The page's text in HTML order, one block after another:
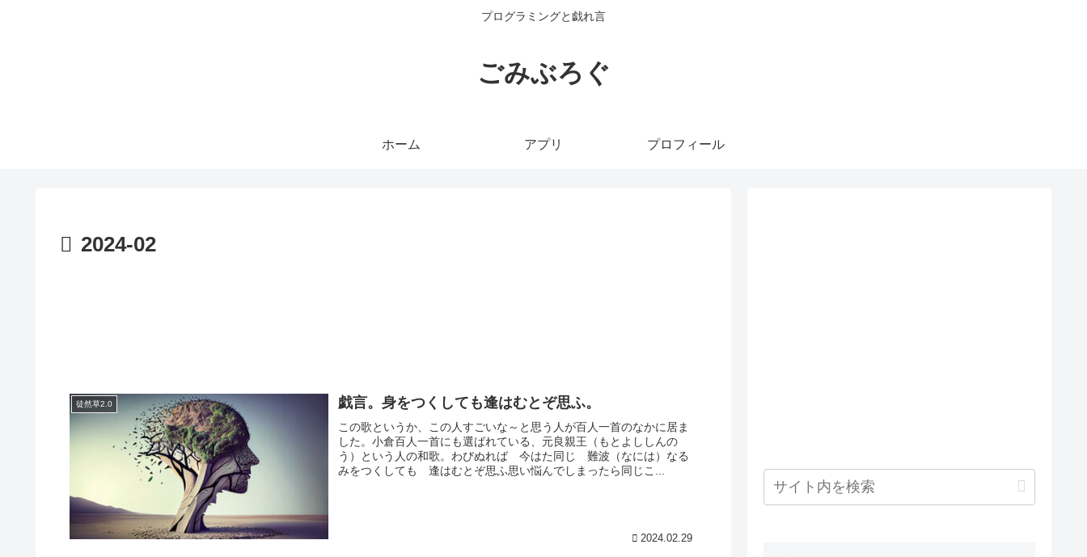
プログラミングと戯れ言
ごみぶろぐ
ホーム アプリ プロフィール
2024-02
徒然草2.0 戯言。身をつくしても逢はむとぞ思ふ。
この歌というか、この人すごいな～と思う人が百人一首のなかに居ま
した。小倉百人一首にも選ばれている、元良親王（もとよししんの
う）という人の和歌。わびぬれば 今はた同じ 難波（なには）なる
みをつくしても 逢はむとぞ思ふ思い悩んでしまったら同じこ...
2024.02.29